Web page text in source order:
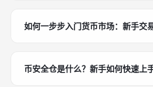
如何一步步入门货币市场：新手交
币安全仓是什么？新手如何快速上